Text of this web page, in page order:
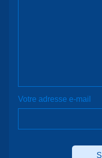
Votre adresse e-mail